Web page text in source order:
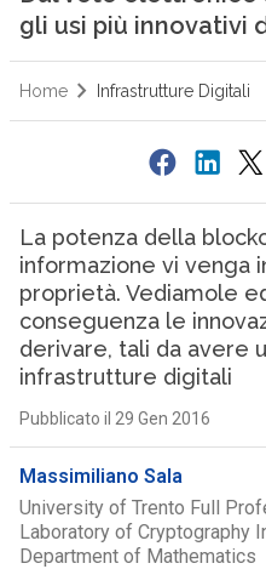
gli usi più innovativi
Home Infrastrutture Digitali
La potenza della
informazione vi venga
proprietà. Vediamole
conseguenza le
derivare, tali da avere
infrastrutture digitali
Pubblicato il 29 Gen 2016
Massimiliano Sala
University of Trento Full
Laboratory of Cryptography
Department of Mathematics